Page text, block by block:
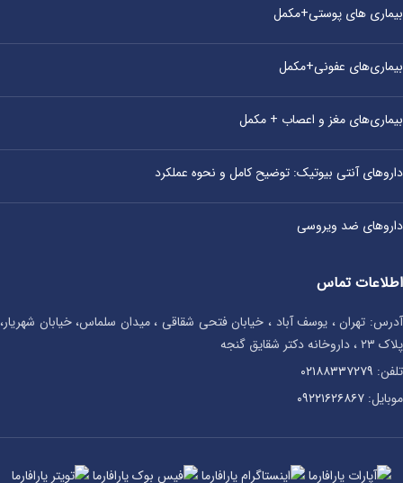
بیماری‌ های پوستی+مکمل
بیماری‌های عفونی+مکمل
بیماری‌های مغز و اعصاب + مکمل
داروهای آنتی‌ بیوتیک: توضیح کامل و نحوه عملکرد
داروهای ضد ویروسی
اطلاعات تماس
آدرس: تهران ، یوسف آباد ، خیابان فتحی شقاقی ، میدان سلماس، خیابان شهریار،
پلاک ۲۳ ، داروخانه دکتر شقایق گنجه
تلفن: ۰۲۱۸۸۳۳۷۲۷۹
موبایل: ۰۹۲۲۱۶۲۶۸۶۷